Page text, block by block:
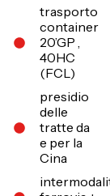
trasporto
container
20’GP ,
40HC
(FCL)
presidio
delle
tratte da
e per la
Cina